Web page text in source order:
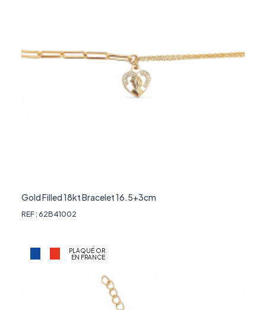
Gold Filled 18kt Bracelet 16.5+3cm
REF : 62B41002
PLAQUÉ OR
EN FRANCE